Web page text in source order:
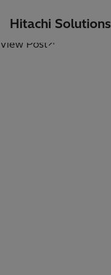
Hitachi Solutions
View Post↗